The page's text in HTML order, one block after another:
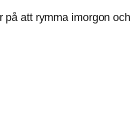
att rymma imorgon